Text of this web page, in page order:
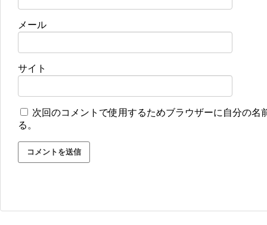
メール
サイト
次回のコメントで使用するためブラウザーに自分の名
る。